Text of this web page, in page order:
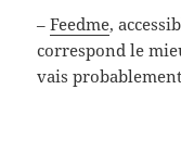
–Feedme,
correspond le
vais